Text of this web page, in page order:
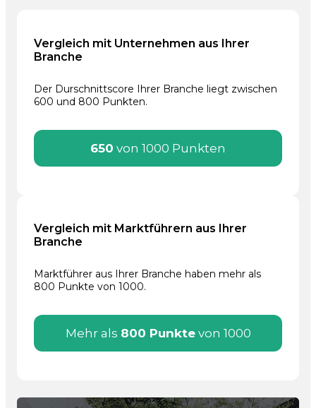
Vergleich mit Unternehmen aus Ihrer
Branche
Der Durschnittscore Ihrer Branche liegt zwischen
600 und 800 Punkten.
650 von 1000 Punkten
Vergleich mit Marktführern aus Ihrer
Branche
Marktführer aus Ihrer Branche haben mehr als
800 Punkte von 1000.
Mehr als 800 Punktevon 1000